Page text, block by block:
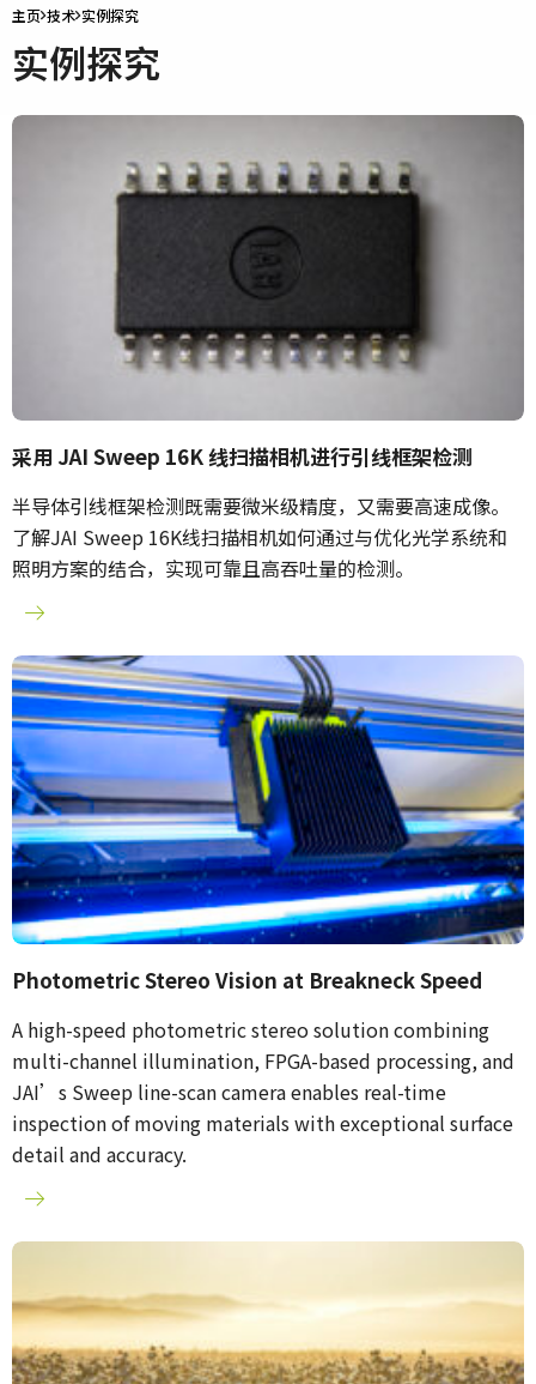
主页 技术 实例探究
实例探究
采用 JAI Sweep 16K 线扫描相机进行引线框架检测
半导体引线框架检测既需要微米级精度，又需要高速成像。
了解JAI Sweep 16K线扫描相机如何通过与优化光学系统和
照明方案的结合，实现可靠且高吞吐量的检测。
Photometric Stereo Vision at Breakneck Speed
A high-speed photometric stereo solution combining
multi-channel illumination, FPGA-based processing, and
JAI’s Sweep line-scan camera enables real-time
inspection of moving materials with exceptional surface
detail and accuracy.